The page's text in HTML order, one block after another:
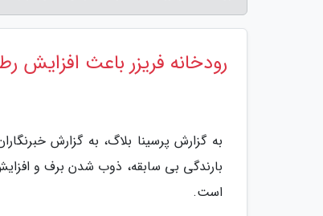
رودخانه فریزر باعث
به گزارش پرسینا بلاگ، به گزارش
بارندگی بی سابقه، ذوب شدن برف و
است.